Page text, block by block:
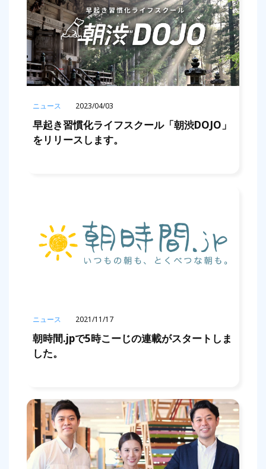
ニュース 2023/04/03
早起き習慣化ライフスクール「朝渋DOJO」
をリリースします。
ニュース 2021/11/17
朝時間.jpで5時こーじの連載がスタートしま
した。